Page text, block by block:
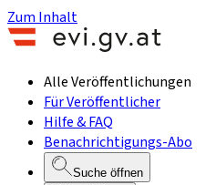
Zum Inhalt
Alle Veröffentlichungen
Für Veröffentlicher
Hilfe & FAQ
Benachrichtigungs-Abo
Suche öffnen